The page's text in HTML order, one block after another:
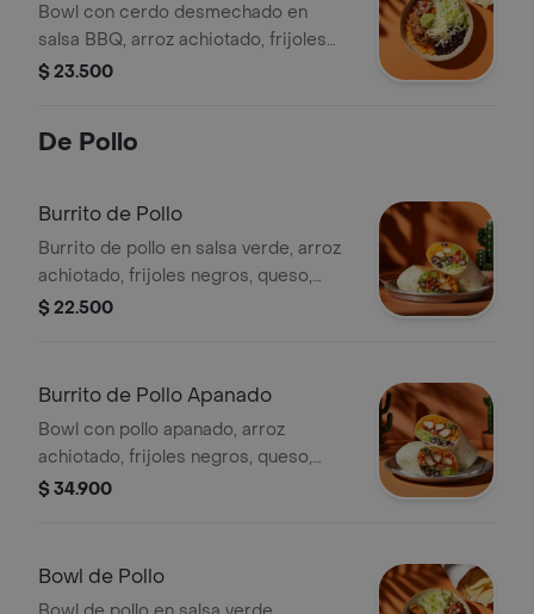
Bowl con cerdo desmechado en
salsa BBQ, arroz achiotado, frijoles
negros, queso, guacamole, pico de
$ 23.500
De Pollo
Burrito de Pollo
Burrito de pollo en salsa verde, arroz
achiotado, frijoles negros, queso,
guacamole, pico de gallo, lechuga y
$ 22.500
Burrito de Pollo Apanado
Bowl con pollo apanado, arroz
achiotado, frijoles negros, queso,
guacamole, pico de gallo, lechuga y
$ 34.900
Bowl de Pollo